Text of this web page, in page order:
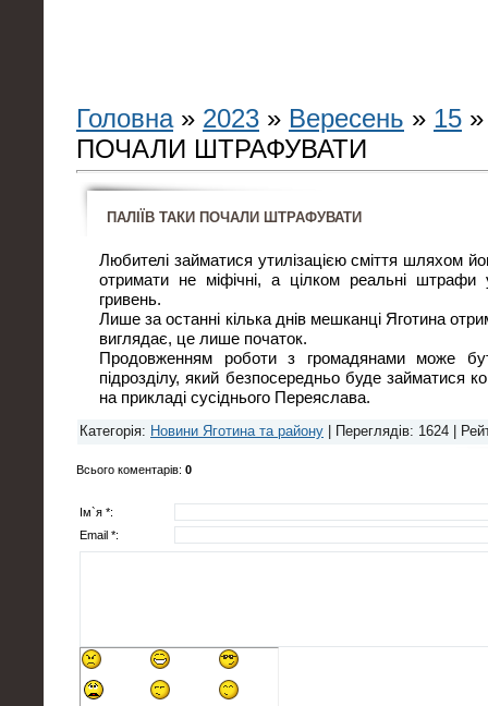
Головна» 2023 » Вересень » 15
ПОЧАЛИ ШТРАФУВАТИ
ПАЛІЇВ ТАКИ ПОЧАЛИ ШТРАФУВАТИ
Любителі займатися утилізацією сміття шляхом
отримати не міфічні, а цілком реальні штрафи
гривень.
Лише за останні кілька днів мешканці Яготина
виглядає, це лише початок.
Продовженням роботи з громадянами може
підрозділу, який безпосередньо буде займатися
на прикладі сусіднього Переяслава.
Категорія: Новини Яготина та району Переглядів: 1624 |
Всього коментарів: 0
Ім`я *:
Email *: